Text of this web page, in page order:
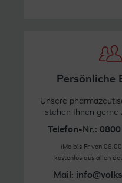
Persönliche
Unsere
stehen Ihnen gerne
Telefon-Nr.:
(Mo bis Fr von
kostenlos aus allen
Mail: